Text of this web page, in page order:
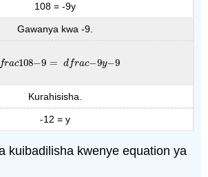
108 = -9y
Gawanya kwa -9.
rac108−9 = dfrac−9y−9
dfrac108− 9= dfrac−9y−9
Kurahisisha.
-12 = y
kuibadilisha kwenye equation ya